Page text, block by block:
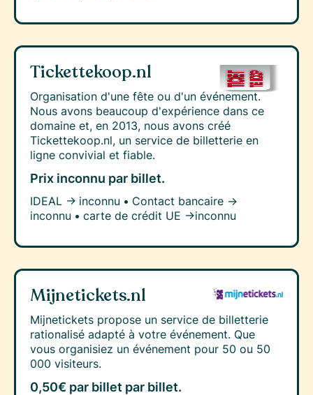
Tickettekoop.nl
Organisation d'une fête ou d'un événement.
Nous avons beaucoup d'expérience dans ce
domaine et, en 2013, nous avons créé
Tickettekoop.nl, un service de billetterie en
ligne convivial et fiable.
Prix inconnu par billet.
IDEAL → inconnu • Contact bancaire →
inconnu • carte de crédit UE →inconnu
Mijnetickets.nl
Mijnetickets propose un service de billetterie
rationalisé adapté à votre événement. Que
vous organisiez un événement pour 50 ou 50
000 visiteurs.
0,50€ par billet par billet.